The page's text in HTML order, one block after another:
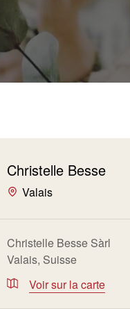
Christelle Besse
Valais
Christelle Besse Sàrl
Valais, Suisse
Voir sur la carte